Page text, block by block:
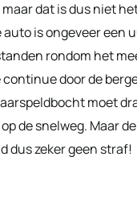
dat is dus niet
auto is ongeveer een
rondom het
door de
moet
de snelweg. Maar
dus zeker geen straf!